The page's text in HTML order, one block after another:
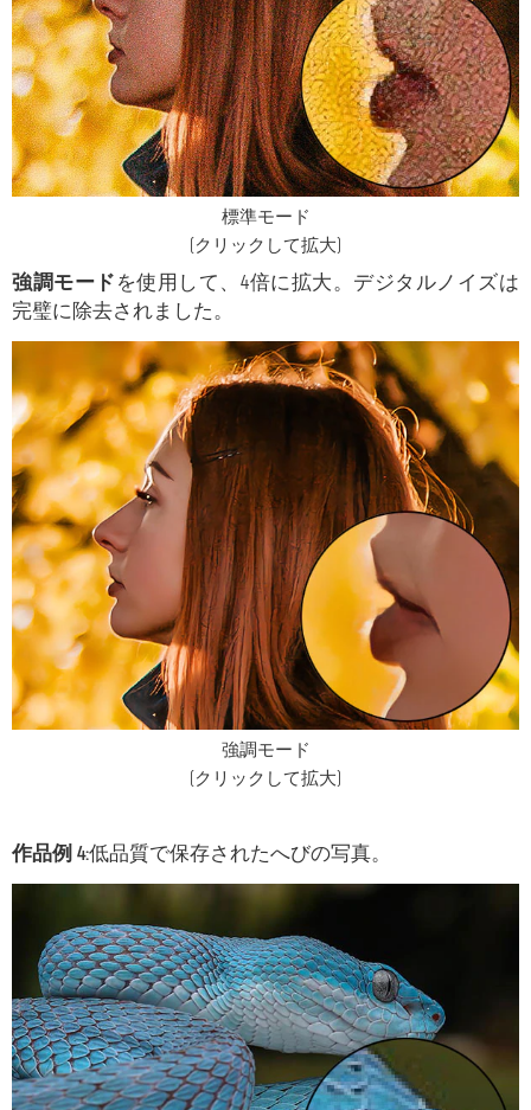
標準モード
(クリックして拡大)
強調モードを使用して、4倍に拡大。デジタルノイズは
完璧に除去されました。
強調モード
(クリックして拡大)
作品例 4:低品質で保存されたへびの写真。